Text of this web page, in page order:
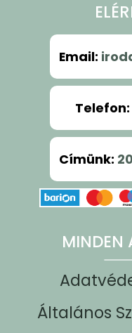
MINDEN
Általános
Email:
Telefon:
Címünk: